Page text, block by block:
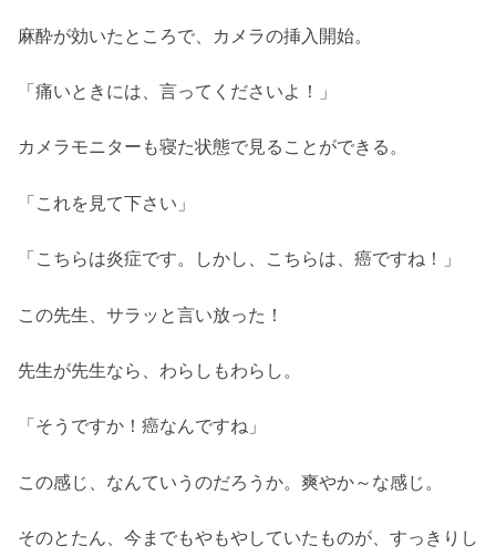
麻酔が効いたところで、カメラの挿入開始。
「痛いときには、言ってくださいよ！」
カメラモニターも寝た状態で見ることができる。
「これを見て下さい」
「こちらは炎症です。しかし、こちらは、癌ですね！」
この先生、サラッと言い放った！
先生が先生なら、わらしもわらし。
「そうですか！癌なんですね」
この感じ、なんていうのだろうか。爽やか～な感じ。
そのとたん、今までもやもやしていたものが、すっきりし